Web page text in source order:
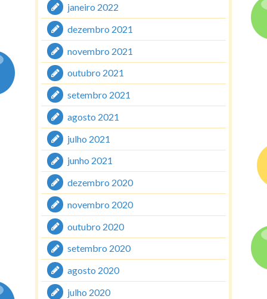
janeiro 2022
dezembro 2021
novembro 2021
outubro 2021
setembro 2021
agosto 2021
julho 2021
junho 2021
dezembro 2020
novembro 2020
outubro 2020
setembro 2020
agosto 2020
julho 2020